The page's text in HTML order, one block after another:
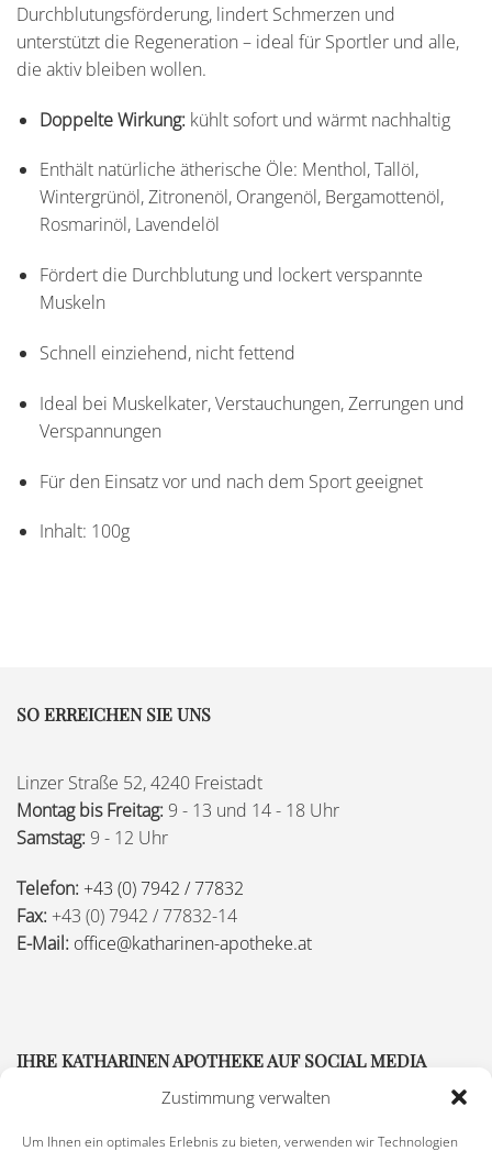
Zustimmung verwalten
Um Ihnen ein optimales Erlebnis zu bieten, verwenden wir Technologien
Durchblutungsförderung, lindert Schmerzen und
unterstützt die Regeneration – ideal für Sportler und alle,
die aktiv bleiben wollen.
Doppelte Wirkung:kühlt sofort und wärmt nachhaltig
Enthält natürliche ätherische Öle: Menthol, Tallöl,
Wintergrünöl, Zitronenöl, Orangenöl, Bergamottenöl,
Rosmarinöl, Lavendelöl
Fördert die Durchblutung und lockert verspannte
Muskeln
Schnell einziehend, nicht fettend
Ideal bei Muskelkater, Verstauchungen, Zerrungen und
Verspannungen
Für den Einsatz vor und nach dem Sport geeignet
Inhalt: 100g
SO ERREICHEN SIE UNS
Linzer Straße 52, 4240 Freistadt
Montag bis Freitag: 9 - 13 und 14 - 18 Uhr
Samstag: 9 - 12 Uhr
Telefon: +43 (0) 7942 / 77832
Fax: +43 (0) 7942 / 77832-14
E-Mail: office@katharinen-apotheke.at
IHRE KATHARINEN APOTHEKE AUF SOCIAL MEDIA